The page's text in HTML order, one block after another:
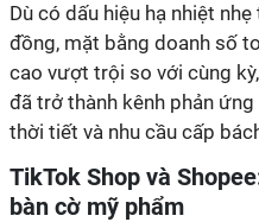
Dù có dấu hiệu hạ nhiệt
đồng, mặt bằng doanh số
cao vượt trội so với cùng
đã trở thành kênh phản
thời tiết và nhu cầu cấp
TikTok Shop và
bàn cờ mỹ phẩm